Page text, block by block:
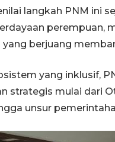
langkah PNM ini
perempuan,
berjuang
yang inklusif,
strategis mulai dari
unsur